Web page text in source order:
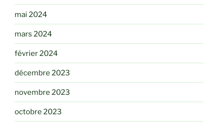
mai 2024
mars 2024
février 2024
décembre 2023
novembre 2023
octobre 2023